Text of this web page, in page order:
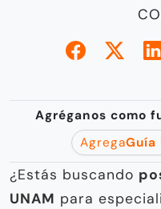
Agréganos como
Agrega
¿Estás buscando
UNAM para